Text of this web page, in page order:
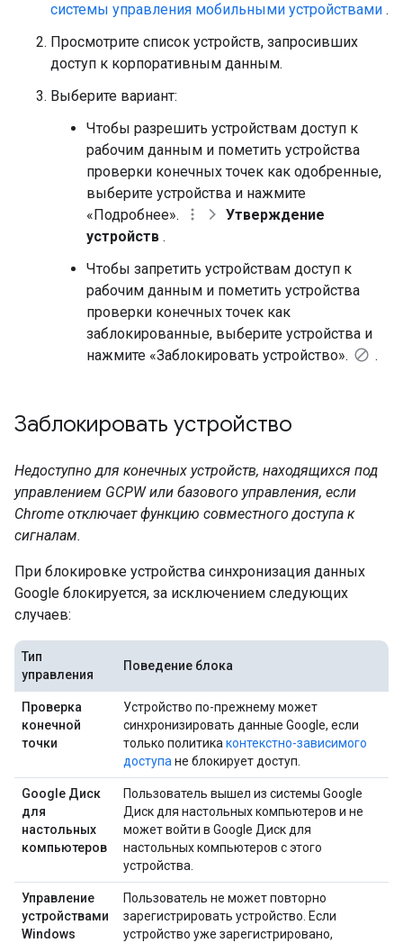
системы управления мобильными устройствами .
Просмотрите список устройств, запросивших
доступ к корпоративным данным.
Выберите вариант:
Чтобы разрешить устройствам доступ к
рабочим данным и пометить устройства
проверки конечных точек как одобренные,
выберите устройства и нажмите
«Подробнее».
Утверждение
устройств .
Чтобы запретить устройствам доступ к
рабочим данным и пометить устройства
проверки конечных точек как
заблокированные, выберите устройства и
нажмите «Заблокировать устройство».
.
Заблокировать устройство
Недоступно для конечных устройств, находящихся под
управлением GCPW или базового управления, если
Chrome отключает функцию совместного доступа к
сигналам.
При блокировке устройства синхронизация данных
Google блокируется, за исключением следующих
случаев:
Тип
управления
Поведение блока
Проверка
конечной
точки
Устройство по-прежнему может
синхронизировать данные Google, если
только политика контекстно-зависимого
доступа не блокирует доступ.
Google Диск
для
настольных
компьютеров
Пользователь вышел из системы Google
Диск для настольных компьютеров и не
может войти в Google Диск для
настольных компьютеров с этого
устройства.
Управление
устройствами
Windows
Пользователь не может повторно
зарегистрировать устройство. Если
устройство уже зарегистрировано,